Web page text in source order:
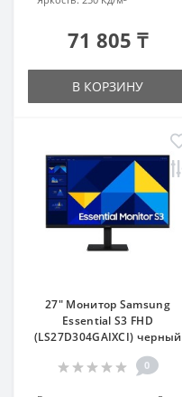
71 805 ₸
В КОРЗИНУ
27" Монитор Samsung
Essential S3 FHD
(LS27D304GAIXCI) черный
0